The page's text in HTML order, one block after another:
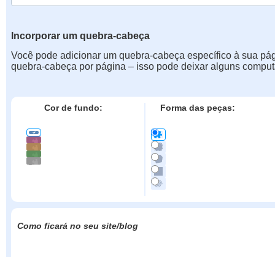
Incorporar um quebra-cabeça
Você pode adicionar um quebra-cabeça específico à sua
quebra-cabeça por página – isso pode deixar alguns
Cor de fundo: Forma das peças:
Como ficará no seu site/blog